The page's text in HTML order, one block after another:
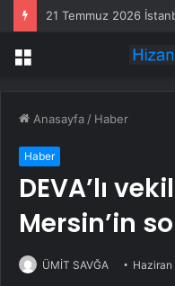
Menü
Anasayfa / Haber
Haber
DEVA’lı
Mersin’in
ÜMİT SAVĞA Haziran